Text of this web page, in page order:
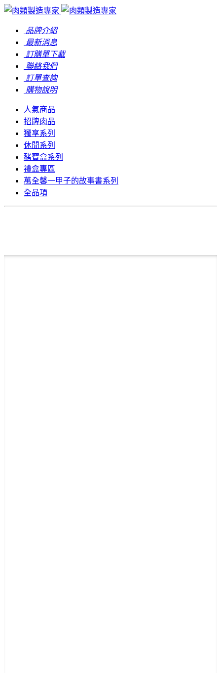
品牌介紹
最新消息
訂購單下載
聯絡我們
訂單查詢
購物說明
人氣商品
招牌肉品
獨享系列
休閒系列
豬寶盒系列
禮盒專區
萬全馨一甲子的故事書系列
全品項